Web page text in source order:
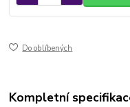
Do oblíbených
Kompletní